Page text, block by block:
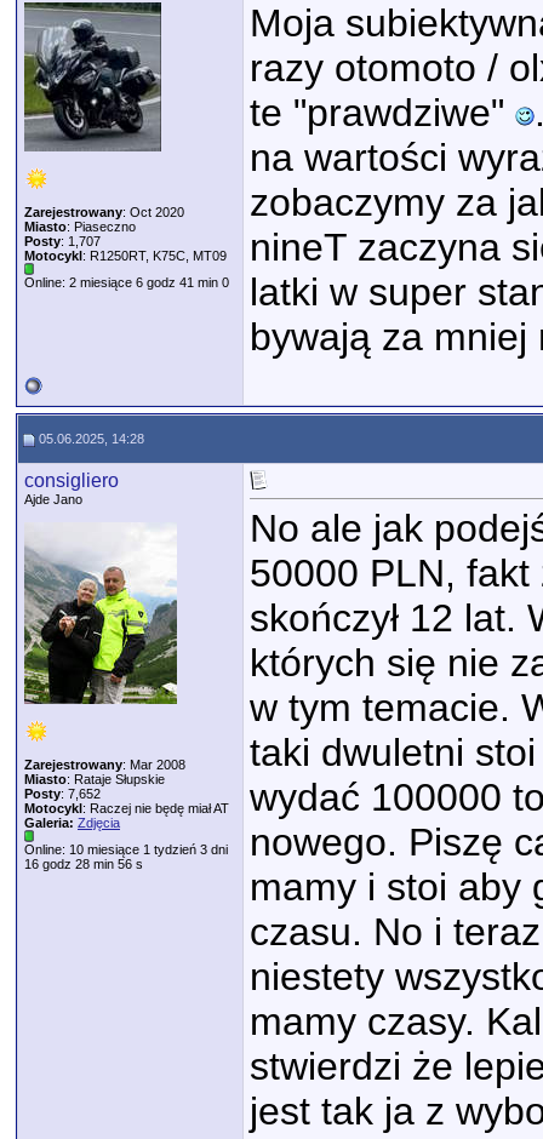
Zarejestrowany: Oct 2020
Miasto: Piaseczno
Posty: 1,707
Motocykl: R1250RT, K75C, MT09
Online: 2 miesiące 6 godz 41 min 0
Moja
razy otomoto /
te "prawdziwe"
na wartości
zobaczymy za
nineT zaczyna
latki w super
bywają za mniej
05.06.2025, 14:28
consigliero
Ajde Jano
Zarejestrowany: Mar 2008
Miasto: Rataje Słupskie
Posty: 7,652
Motocykl: Raczej nie będę miał AT
Galeria: Zdjęcia
Online: 10 miesiące 1 tydzień 3 dni
16 godz 28 min 56 s
No ale jak
50000 PLN, fakt
skończył 12 lat.
których się nie
w tym temacie.
taki dwuletni
wydać 100000
nowego. Piszę
mamy i stoi aby
czasu. No i
niestety
mamy czasy.
stwierdzi że
jest tak ja z